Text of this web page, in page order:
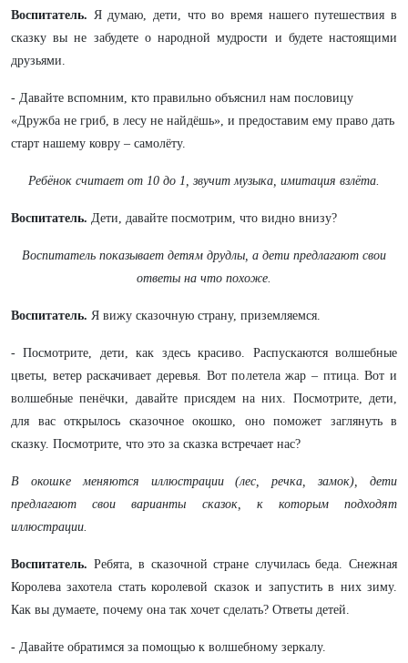
Воспитатель. Я думаю, дети, что во время нашего путешествия в
сказку вы не забудете о народной мудрости и будете настоящими
друзьями.
- Давайте вспомним, кто правильно объяснил нам пословицу
«Дружба не гриб, в лесу не найдёшь», и предоставим ему право дать
старт нашему ковру – самолёту.
Ребёнок считает от 10 до 1, звучит музыка, имитация взлёта.
Воспитатель. Дети, давайте посмотрим, что видно внизу?
Воспитатель показывает детям друдлы, а дети предлагают свои
ответы на что похоже.
Воспитатель. Я вижу сказочную страну, приземляемся.
- Посмотрите, дети, как здесь красиво. Распускаются волшебные
цветы, ветер раскачивает деревья. Вот полетела жар – птица. Вот и
волшебные пенёчки, давайте присядем на них. Посмотрите, дети,
для вас открылось сказочное окошко, оно поможет заглянуть в
сказку. Посмотрите, что это за сказка встречает нас?
В окошке меняются иллюстрации (лес, речка, замок), дети
предлагают свои варианты сказок, к которым подходят
иллюстрации.
Воспитатель. Ребята, в сказочной стране случилась беда. Снежная
Королева захотела стать королевой сказок и запустить в них зиму.
Как вы думаете, почему она так хочет сделать? Ответы детей.
- Давайте обратимся за помощью к волшебному зеркалу.